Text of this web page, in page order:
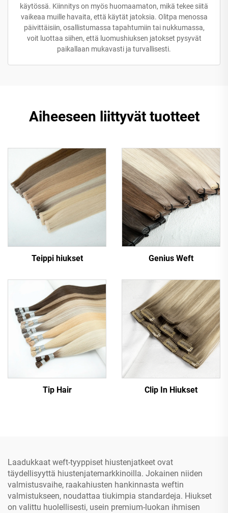
käytössä. Kiinnitys on myös huomaamaton, mikä tekee siitä
vaikeaa muille havaita, että käytät jatoksia. Olitpa menossa
päivittäisiin, osallistumassa tapahtumiin tai nukkumassa,
voit luottaa siihen, että luomushiuksen jatokset pysyvät
paikallaan mukavasti ja turvallisesti.
Aiheeseen liittyvät tuotteet
Teippi hiukset Genius Weft
Tip Hair Clip In Hiukset
Laadukkaat weft-tyyppiset hiustenjatkeet ovat
täydellisyyttä hiustenjatemarkkinoilla. Jokainen niiden
valmistusvaihe, raakahiusten hankinnasta weftin
valmistukseen, noudattaa tiukimpia standardeja. Hiukset
on valittu huolellisesti, usein premium-luokan ihmisen